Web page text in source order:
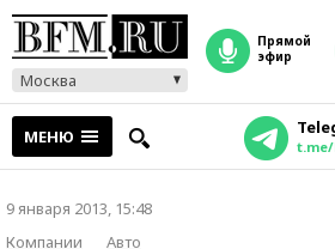
Москва
прямой
эфир
МЕНЮ t.me/
9 января 2013, 15:48
Компании
Авто